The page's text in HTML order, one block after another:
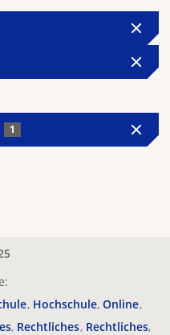
1
Hochschule Online
Rechtliches Rechtliches